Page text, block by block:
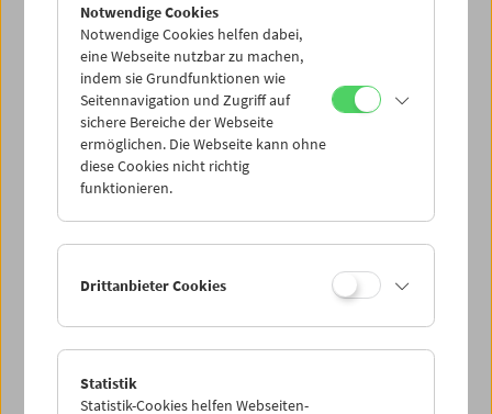
Di 3.7.
Mi 4.7.
Do 5.7.
Sa 7.7.
Notwendige Cookies
Notwendige Cookies helfen dabei,
eine Webseite nutzbar zu machen,
indem sie Grundfunktionen wie
Seitennavigation und Zugriff auf
sichere Bereiche der Webseite
ermöglichen. Die Webseite kann ohne
diese Cookies nicht richtig
funktionieren.
Drittanbieter Cookies
Statistik
Statistik-Cookies helfen Webseiten-